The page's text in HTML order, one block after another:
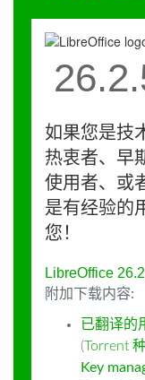
如果您是技
热衷者、早
使用者、或
是有经验的
您！
LibreOffice
附加下载内容:
已翻译的
(Torrent
Key